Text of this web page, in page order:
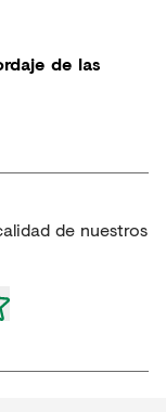
de las
de nuestros